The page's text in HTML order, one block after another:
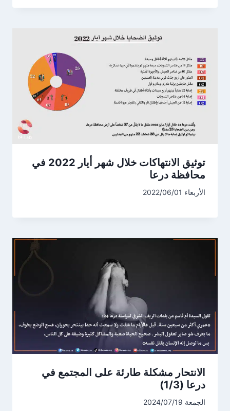
توثيق الانتهاكات خلال شهر أيار 2022 في
محافظة درعا
الأربعاء 2022/06/01
الانتحار مشكلة طارئة على المجتمع في
درعا (1/3)
الجمعة 2024/07/19